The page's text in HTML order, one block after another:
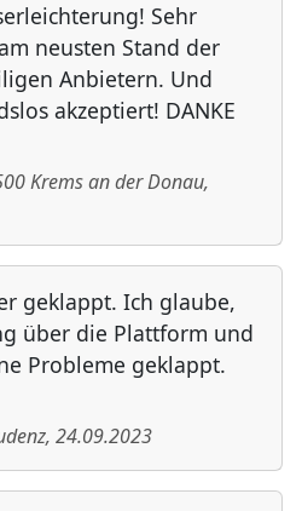
Sehr
neusten Stand der
Anbietern. Und
akzeptiert! DANKE
Krems an der Donau,
geklappt. Ich glaube,
über die Plattform und
Probleme geklappt.
, 24.09.2023